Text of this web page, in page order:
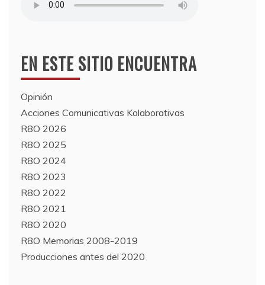
EN ESTE SITIO ENCUENTRA
Opinión
Acciones Comunicativas Kolaborativas
R8O 2026
R8O 2025
R8O 2024
R8O 2023
R8O 2022
R8O 2021
R8O 2020
R8O Memorias 2008-2019
Producciones antes del 2020